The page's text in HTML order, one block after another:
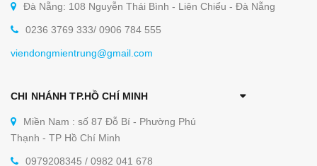
Đà Nẵng: 108 Nguyễn Thái Bình - Liên Chiểu - Đà Nẵng
0236 3769 333/ 0906 784 555
viendongmientrung@gmail.com
CHI NHÁNH TP.HỒ CHÍ MINH
Miền Nam : số 87 Đỗ Bí - Phường Phú
Thạnh - TP Hồ Chí Minh
0979208345 / 0982 041 678